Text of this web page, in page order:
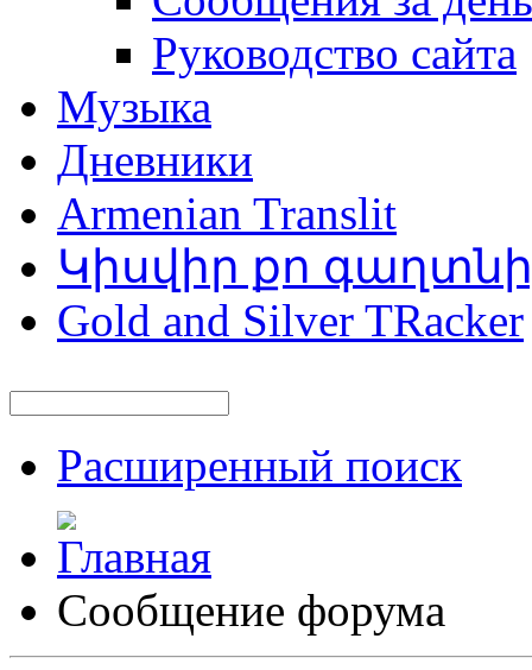
Руководство сайта
Музыка
Дневники
Armenian Translit
Կիսվիր քո
Gold and Silver TRacker
Расширенный поиск
Сообщение форума